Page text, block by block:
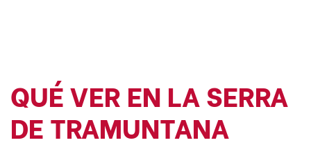
QUÉ VER EN LA SERRA
DE TRAMUNTANA